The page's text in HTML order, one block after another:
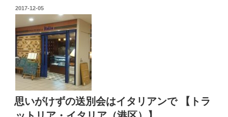
（新
区）】”
の
ー
meets
豚
骨
醤
油
【万
世
麺
投
日:
2017-12-05
思いがけずの送別会はイタリアンで 【トラ